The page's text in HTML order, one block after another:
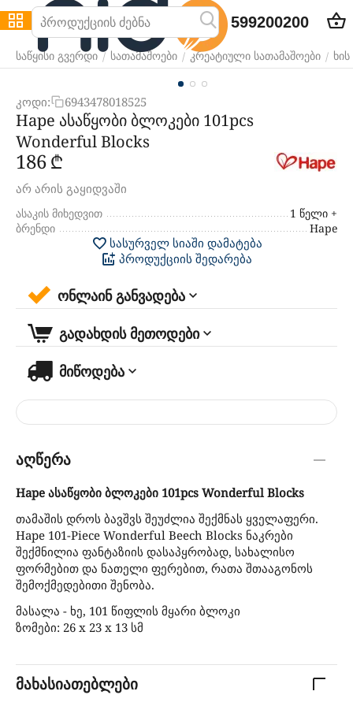
599200200
საწყისი გვერდი / სათამაშოები / კრეატიული სათამაშოები /
კოდი: 6943478018525
Hape ასაწყობი ბლოკები 101pcs
Wonderful Blocks
‍186‍₾
არ არის გაყიდვაში
ასაკის მიხედვით
1 წელი +
ბრენდი
Hape
სასურველ სიაში დამატება
პროდუქციის შედარება
ონლაინ განვადება
გადახდის მეთოდები
მიწოდება
აღწერა
Hape ასაწყობი ბლოკები 101pcs Wonderful Blocks
თამაშის დროს ბავშვს შეუძლია შექმნას ყველაფერი.
Hape 101-Piece Wonderful Beech Blocks ნაკრები
შექმნილია ფანტაზიის დასაპყრობად, სახალისო
ფორმებით და ნათელი ფერებით, რათა შთააგონოს
შემოქმედებითი შენობა.
მასალა - ხე, 101 წიფლის მყარი ბლოკი
ზომები: 26 x 23 x 13 სმ
მახასიათებლები